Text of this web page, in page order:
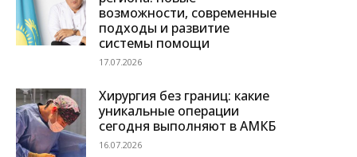
возможности, современные
подходы и развитие
системы помощи
17.07.2026
Хирургия без границ: какие
уникальные операции
сегодня выполняют в АМКБ
16.07.2026